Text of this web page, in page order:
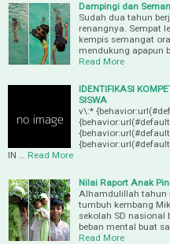
Dampingi dan
Sudah dua tahun
renangnya. Sempat
kempis semangat
mendukung apapun
Read More
IDENTIFIKASI
SISWA
v\:*
IN … Read More
Nilai Raport Anak
Alhamdulillah tahun
tumbuh kembang
sekolah SD nasional
beban mental buat
Read More